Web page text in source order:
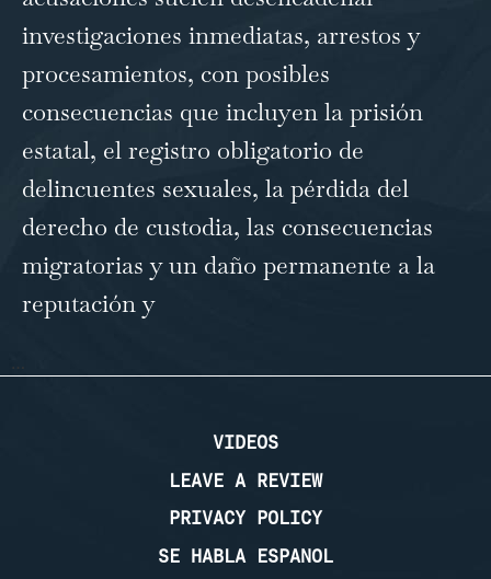
investigaciones inmediatas, arrestos y
procesamientos, con posibles
consecuencias que incluyen la prisión
estatal, el registro obligatorio de
delincuentes sexuales, la pérdida del
derecho de custodia, las consecuencias
migratorias y un daño permanente a la
reputación y
…
VIDEOS
LEAVE A REVIEW
PRIVACY POLICY
SE HABLA ESPANOL